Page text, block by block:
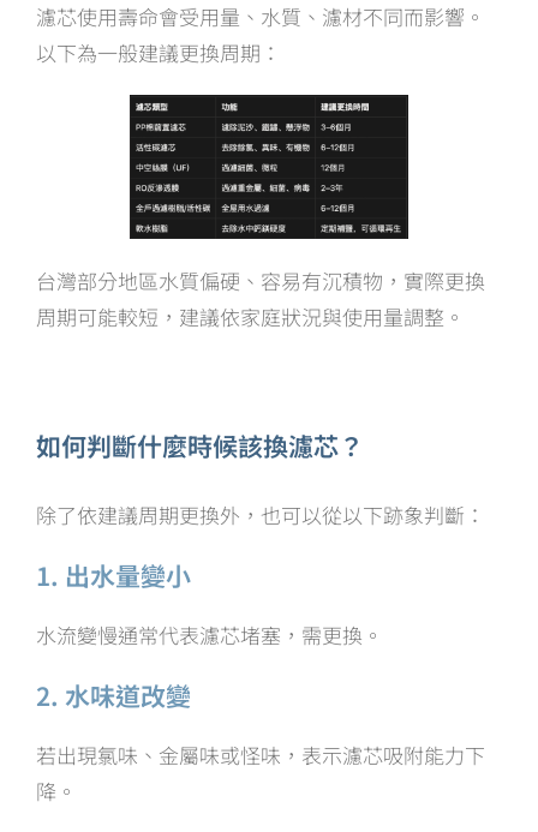
濾芯使用壽命會受用量、水質、濾材不同而影響。
以下為一般建議更換周期：
台灣部分地區水質偏硬、容易有沉積物，實際更換
周期可能較短，建議依家庭狀況與使用量調整。
如何判斷什麼時候該換濾芯？
除了依建議周期更換外，也可以從以下跡象判斷：
1. 出水量變小
水流變慢通常代表濾芯堵塞，需更換。
2. 水味道改變
若出現氯味、金屬味或怪味，表示濾芯吸附能力下
降。